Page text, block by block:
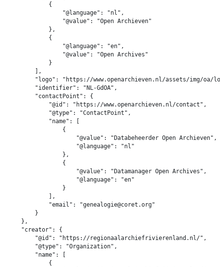
            {
                "@language": "nl",
                "@value": "Open Archieven"
            },
            {
                "@language": "en",
                "@value": "Open Archives"
            }
        ],
"logo": "https://www.openarchieven.nl/assets/img/oa/
        "identifier": "NL-GdOA",
        "contactPoint": {
            "@id": "https://www.openarchieven.nl/contact",
            "@type": "ContactPoint",
            "name": [
                {
                    "@value": "Databeheerder Open Archieven",
                    "@language": "nl"
                },
                {
                    "@value": "Datamanager Open Archives",
                    "@language": "en"
                }
            ],
            "email": "genealogie@coret.org"
        }
    },
    "creator": {
        "@id": "https://regionaalarchiefrivierenland.nl/",
        "@type": "Organization",
        "name": [
            {